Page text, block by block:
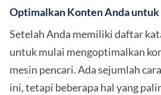
Optimalkan Konten Anda
Setelah Anda memiliki daftar
untuk mulai mengoptimalkan
mesin pencari. Ada sejumlah
ini, tetapi beberapa hal yang